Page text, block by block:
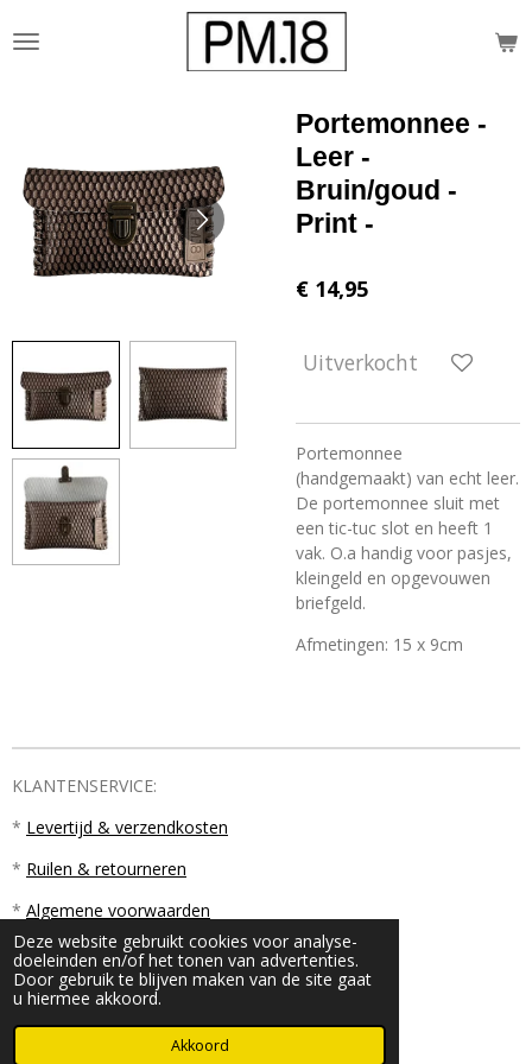
Deze website gebruikt cookies voor analyse-
doeleinden en/of het tonen van advertenties.
Door gebruik te blijven maken van de site gaat
u hiermee akkoord.
Akkoord
direct
Portemonnee -
Leer -
Bruin/goud -
Print -
€ 14,95
Uitverkocht
Portemonnee
(handgemaakt) van echt leer.
De portemonnee sluit met
een tic-tuc slot en heeft 1
vak. O.a handig voor pasjes,
kleingeld en opgevouwen
briefgeld.
Afmetingen: 15 x 9cm
KLANTENSERVICE:
* Levertijd & verzendkosten
* Ruilen & retourneren
* Algemene voorwaarden